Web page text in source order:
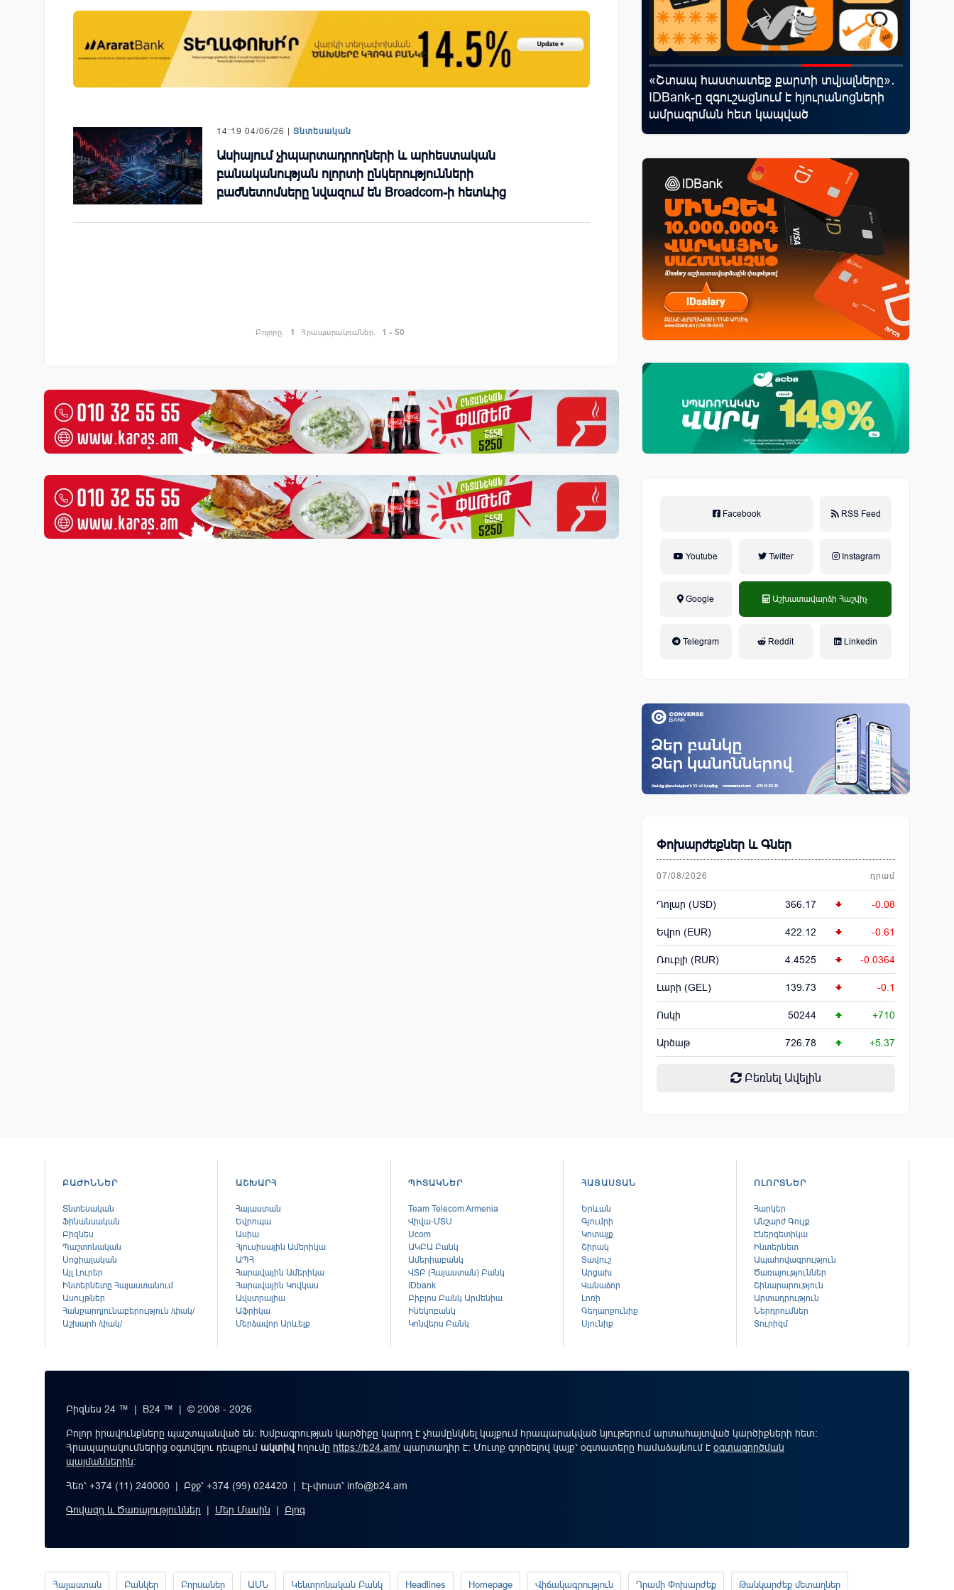
14:19 04/06/26 | Տնտեսական
Ասիայում չիպարտադրողների և արհեստական
բանականության ոլորտի ընկերությունների
բաժնետոմսերը նվազում են Broadcom-ի հետևից
Բոլորը. 1 Հրապարակումներ. 1 - 50
ներկայացվեց
Moody’s-ը IDBank-ի վարկանիշային
«Շտապ հաստատեք քարտի տվյալները»․
IDBank-ը զգուշացնում է հյուրանոցների
ամրագրման հետ կապված
զեղծարարությունների մասին
Facebook RSS Feed
Youtube Twitter Instagram
Google Աշխատավարձի Հաշվիչ
Telegram Reddit Linkedin
Փոխարժեքներ և Գներ
07/08/2026 դրամ
Դոլար (USD) 366.17 -0.08
Եվրո (EUR) 422.12 -0.61
Ռուբլի (RUR) 4.4525 -0.0364
Լարի (GEL) 139.73 -0.1
Ոսկի 50244 +710
Արծաթ 726.78 +5.37
Բեռնել Ավելին
ԲԱԺԻՆՆԵՐ
Տնտեսական
Ֆինանսական
Բիզնես
Պաշտոնական
Սոցիալական
Այլ Լուրեր
Ինտերնետը Հայաստանում
Ասույթներ
Հանքարդյունաբերություն /փակ/
Աշխարհ /փակ/
ԱՇԽԱՐՀ
Հայաստան
Եվրոպա
Ասիա
Հյուսիսային Ամերիկա
ԱՊՀ
Հարավային Ամերիկա
Հարավային Կովկաս
Ավստրալիա
Աֆրիկա
Մերձավոր Արևելք
ՊԻՏԱԿՆԵՐ
Team Telecom Armenia
Վիվա-ՄՏՍ
Ucom
ԱԿԲԱ Բանկ
Ամերիաբանկ
ՎՏԲ (Հայաստան) Բանկ
IDbank
Բիբլոս Բանկ Արմենիա
Ինեկոբանկ
Կոնվերս Բանկ
ՀԱՅԱՍՏԱՆ
Երևան
Գյումրի
Կոտայք
Շիրակ
Տավուշ
Արցախ
Վանաձոր
Լոռի
Գեղարքունիք
Սյունիք
ՈԼՈՐՏՆԵՐ
Հարկեր
Անշարժ Գույք
Էներգետիկա
Ինտերնետ
Ապահովագրություն
Ծառայություններ
Շինարարություն
Արտադրություն
Ներդրումներ
Տուրիզմ
Բիզնես 24 ™ | B24 ™ | © 2008 - 2026
Բոլոր իրավունքները պաշտպանված են: Խմբագրության կարծիքը կարող է չհամընկնել կայքում հրապարակված նյութերում արտահայտված կարծիքների հետ:
Հրապարակումներից օգտվելու դեպքումակտիվ հղումը https://b24.am/ պարտադիր է: Մուտք գործելով կայք՝ օգտատերը համաձայնում է օգտագործման
պայմաններին։
Հեռ՝ +374 (11) 240000 | Բջջ՝ +374 (99) 024420 | Էլ-փոստ՝ info@b24.am
Գովազդ և Ծառայություններ | Մեր Մասին | Բլոգ
Հայաստան Բանկեր Բորսաներ ԱՄՆ Կենտրոնական Բանկ Headlines Homepage Վիճակագրություն Դրամի Փոխարժեք Թանկարժեք մետաղներ